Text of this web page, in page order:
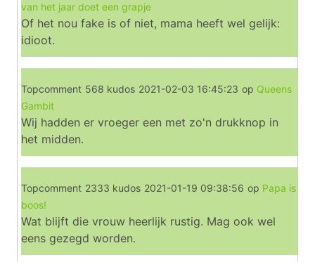
van het jaar doet een grapje
Of het nou fake is of niet, mama heeft wel gelijk:
idioot.
Topcomment 568 kudos 2021-02-03 16:45:23 op Queens
Gambit
Wij hadden er vroeger een met zo'n drukknop in
het midden.
Topcomment 2333 kudos 2021-01-19 09:38:56 op Papa is
boos!
Wat blijft die vrouw heerlijk rustig. Mag ook wel
eens gezegd worden.